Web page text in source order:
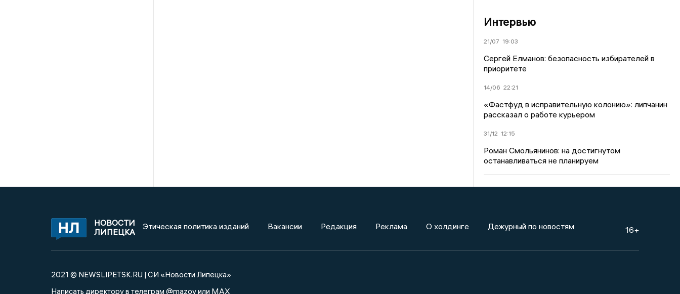
Интервью
21/07 19:03
Сергей Елманов: безопасность избирателей в
приоритете
14/06 22:21
«Фастфуд в исправительную колонию»: липчанин
рассказал о работе курьером
31/12 12:15
Роман Смольянинов: на достигнутом
останавливаться не планируем
НОВОСТИ
ЛИПЕЦКА
Этическая политика изданий Вакансии Редакция Реклама О холдинге Дежурный по новостям 16+
2021 © NEWSLIPETSK.RU | СИ «Новости Липецка»
Написать директору в телеграм @mazovили MAX